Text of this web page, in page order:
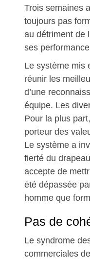
Trois semaines
toujours pas
au détriment de
ses
Le système mis
réunir les
d’une
équipe. Les
Pour la plus
porteur des
Le système a
fierté du
accepte de
été dépassée
homme que
Pas de
Le syndrome
commerciales